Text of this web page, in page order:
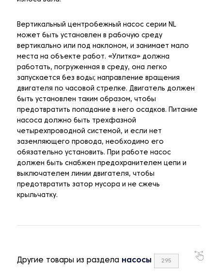
Вертикальный центробежный насос серии NL
может быть установлен в рабочую среду
вертикально или под наклоном, и занимает мало
места на объекте работ. «Улитка» должна
работать, погруженная в среду, она легко
запускается без воды; направление вращения
двигателя по часовой стрелке. Двигатель должен
быть установлен таким образом, чтобы
предотвратить попадание в него осадков. Питание
насоса должно быть трехфазной
четырехпроводной системой, и если нет
заземляющего провода, необходимо его
обязательно установить. При работе насос
должен быть снабжен предохранителем цепи и
выключателем линии двигателя, чтобы
предотвратить затор мусора и не сжечь
крыльчатку.
Другие товары из раздела насосы 295